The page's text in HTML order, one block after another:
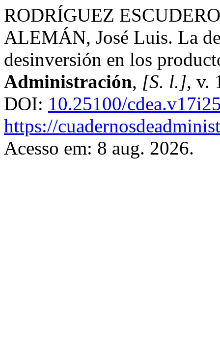
RODRÍGUEZ
ALEMÁN, José Luis. La
desinversión en los
Administración, [S. l.], v.
DOI: 10.25100/
https://
Acesso em: 8 aug. 2026.